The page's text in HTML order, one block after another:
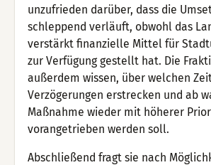
unzufrieden darüber, dass die
schleppend verläuft, obwohl das
verstärkt finanzielle Mittel für
zur Verfügung gestellt hat. Die
außerdem wissen, über welchen
Verzögerungen erstrecken und ab
Maßnahme wieder mit höherer
vorangetrieben werden soll.
Abschließend fragt sie nach